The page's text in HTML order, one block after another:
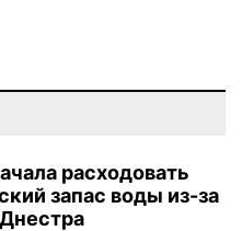
расходовать
запас воды из-за